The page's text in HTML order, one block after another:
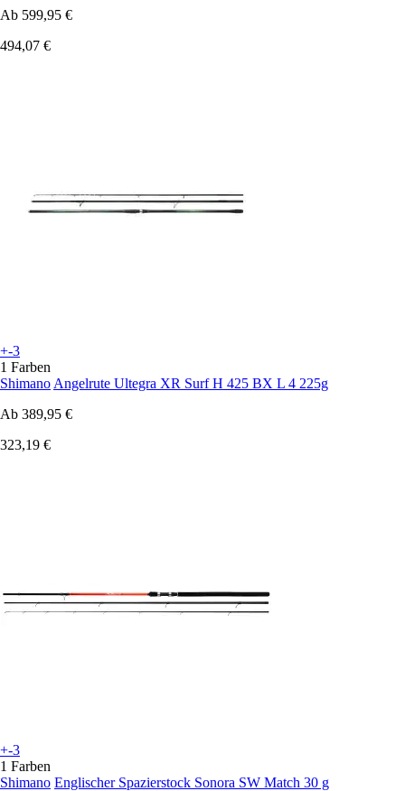
Ab 599,95 €
494,07 €
+-3
1 Farben
Shimano Angelrute Ultegra XR Surf H 425 BX L 4 225g
Ab 389,95 €
323,19 €
+-3
1 Farben
Shimano Englischer Spazierstock Sonora SW Match 30 g